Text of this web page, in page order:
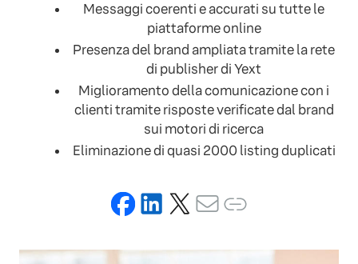
Messaggi coerenti e accurati su tutte le
piattaforme online
Presenza del brand ampliata tramite la rete
di publisher di Yext
Miglioramento della comunicazione con i
clienti tramite risposte verificate dal brand
sui motori di ricerca
Eliminazione di quasi 2000 listing duplicati